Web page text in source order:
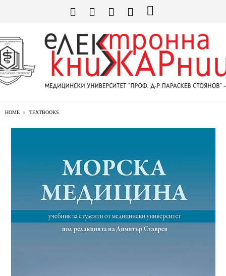
HOME TEXTBOOKS